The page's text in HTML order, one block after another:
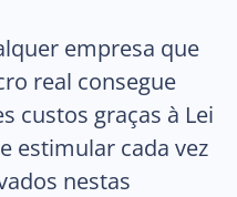
empresa que
real consegue
custos graças à Lei
estimular cada vez
nestas